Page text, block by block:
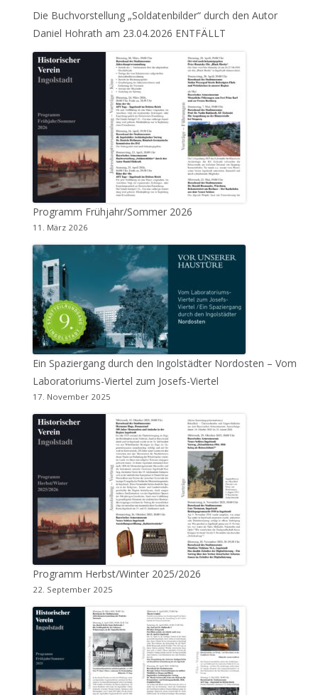
Die Buchvorstellung „Soldatenbilder“ durch den Autor
Daniel Hohrath am 23.04.2026 ENTFÄLLT
Programm Frühjahr/Sommer 2026
11. März 2026
Ein Spaziergang durch den Ingolstädter Nordosten – Vom
Laboratoriums-Viertel zum Josefs-Viertel
17. November 2025
Programm Herbst/Winter 2025/2026
22. September 2025